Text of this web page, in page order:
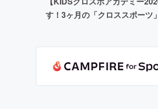
す！3ヶ月の「クロススポーツ